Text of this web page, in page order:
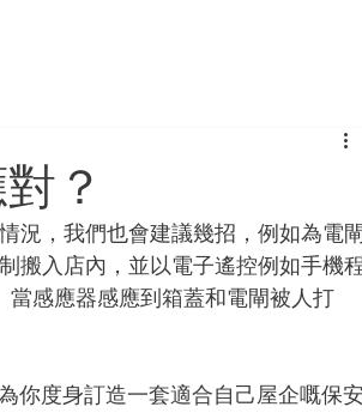
？
況，我們也會建議幾招，例如為電
搬入店內，並以電子遙控例如手機
感應器感應到箱蓋和電閘被人打
你度身訂造一套適合自己屋企嘅保安